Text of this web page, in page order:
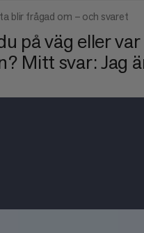
blir frågad om – och svaret
på väg eller
Mitt svar: Jag